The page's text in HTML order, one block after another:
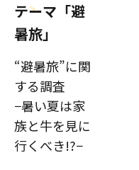
テーマ「避
暑旅」
“避暑旅”に関
する調査
−暑い夏は家
族と牛を見に
行くべき!?−